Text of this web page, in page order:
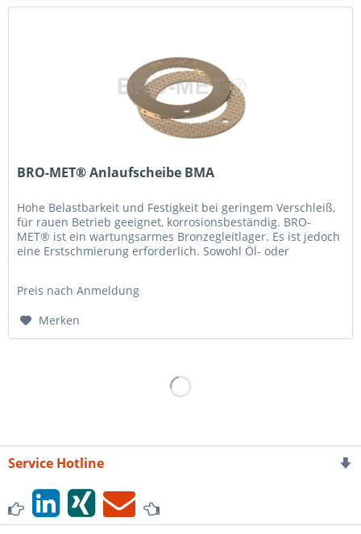
BRO-MET® Anlaufscheibe BMA
Hohe Belastbarkeit und Festigkeit bei geringem Verschleiß,
für rauen Betrieb geeignet, korrosionsbeständig. BRO-
MET® ist ein wartungsarmes Bronzegleitlager. Es ist jedoch
eine Erstschmierung er­forderlich. Sowohl Öl- oder
Preis nach Anmeldung
Merken
Service Hotline